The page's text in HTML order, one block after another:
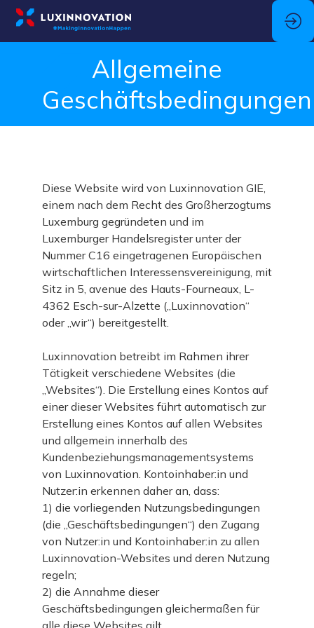
Allgemeine
Geschäftsbedingungen
Diese Website wird von Luxinnovation GIE,
einem nach dem Recht des Großherzogtums
Luxemburg gegründeten und im
Luxemburger Handelsregister unter der
Nummer C16 eingetragenen Europäischen
wirtschaftlichen Interessensvereinigung, mit
Sitz in 5, avenue des Hauts-Fourneaux, L-
4362 Esch-sur-Alzette („Luxinnovation“
oder „wir“) bereitgestellt.
Luxinnovation betreibt im Rahmen ihrer
Tätigkeit verschiedene Websites (die
„Websites“). Die Erstellung eines Kontos auf
einer dieser Websites führt automatisch zur
Erstellung eines Kontos auf allen Websites
und allgemein innerhalb des
Kundenbeziehungsmanagementsystems
von Luxinnovation. Kontoinhaber:in und
Nutzer:in erkennen daher an, dass:
1) die vorliegenden Nutzungsbedingungen
(die „Geschäftsbedingungen“) den Zugang
von Nutzer:in und Kontoinhaber:in zu allen
Luxinnovation-Websites und deren Nutzung
regeln;
2) die Annahme dieser
Geschäftsbedingungen gleichermaßen für
alle diese Websites gilt.